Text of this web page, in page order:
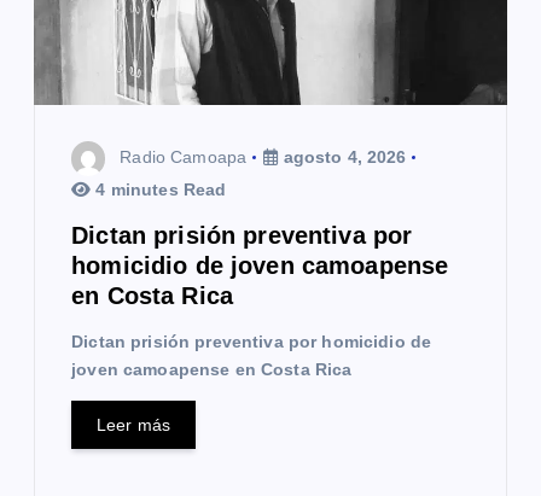
n
Radio Camoapa
agosto 4, 2026
4 minutes Read
Dictan prisión preventiva por
homicidio de joven camoapense
en Costa Rica
Dictan prisión preventiva por homicidio de
joven camoapense en Costa Rica
Leer más